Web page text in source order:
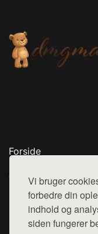
Vi bruger
forbedre din
indhold og
siden fungerer
Forside
Top Rabatter
Blog
Kontakt